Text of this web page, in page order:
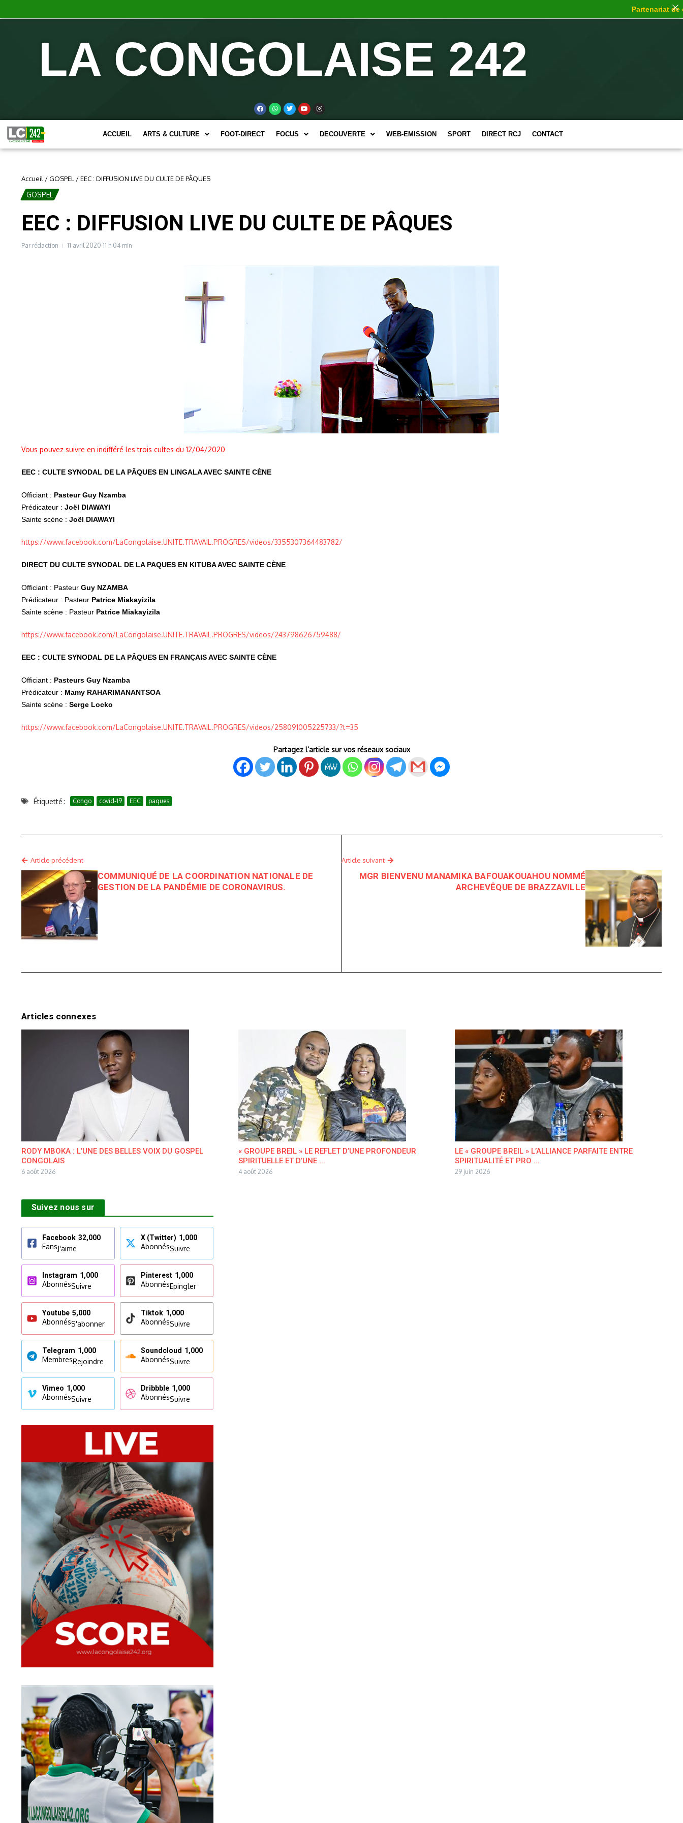
LA CONGOLAISE 242
ACCUEIL ARTS & CULTURE FOOT-DIRECT FOCUS DECOUVERTE WEB-EMISSION SPORT DIRECT RCJ CONTACT
Accueil /GOSPEL /EEC : DIFFUSION LIVE DU CULTE DE PÂQUES
GOSPEL
EEC : DIFFUSION LIVE DU CULTE DE PÂQUES
Par rédaction 11 avril 2020 11 h 04 min
Vous pouvez suivre en indifféré les trois cultes du 12/04/2020
EEC : CULTE SYNODAL DE LA PÂQUES EN LINGALA AVEC SAINTE CÈNE
Officiant : Pasteur Guy Nzamba
Prédicateur : Joël DIAWAYI
Sainte scène : Joël DIAWAYI
https://www.facebook.com/LaCongolaise.UNITE.TRAVAIL.PROGRES/videos/3355307364483782/
DIRECT DU CULTE SYNODAL DE LA PAQUES EN KITUBA AVEC SAINTE CÈNE
Officiant : Pasteur Guy NZAMBA
Prédicateur : Pasteur Patrice Miakayizila
Sainte scène : Pasteur Patrice Miakayizila
https://www.facebook.com/LaCongolaise.UNITE.TRAVAIL.PROGRES/videos/243798626759488/
EEC : CULTE SYNODAL DE LA PÂQUES EN FRANÇAIS AVEC SAINTE CÈNE
Officiant : Pasteurs Guy Nzamba
Prédicateur : Mamy RAHARIMANANTSOA
Sainte scène : Serge Locko
https://www.facebook.com/LaCongolaise.UNITE.TRAVAIL.PROGRES/videos/258091005225733/?t=35
Partagez l’article sur vos réseaux sociaux
Étiquetté : Congo covid-19 EEC paques
Article précédent
COMMUNIQUÉ DE LA COORDINATION NATIONALE DE
GESTION DE LA PANDÉMIE DE CORONAVIRUS.
Article suivant
MGR BIENVENU MANAMIKA BAFOUAKOUAHOU NOMMÉ
ARCHEVÊQUE DE BRAZZAVILLE
Articles connexes
RODY MBOKA : L’UNE DES BELLES VOIX DU GOSPEL
CONGOLAIS
6 août 2026
« GROUPE BREIL » LE REFLET D’UNE PROFONDEUR
SPIRITUELLE ET D’UNE ...
4 août 2026
LE « GROUPE BREIL » L’ALLIANCE PARFAITE ENTRE
SPIRITUALITÉ ET PRO ...
29 juin 2026
Suivez nous sur
Facebook 32,000
FansJ'aime
X (Twitter) 1,000
AbonnésSuivre
Instagram 1,000
AbonnésSuivre
Pinterest 1,000
AbonnésEpingler
Youtube 5,000
AbonnésS'abonner
Tiktok 1,000
AbonnésSuivre
Telegram 1,000
MembresRejoindre
Soundcloud 1,000
AbonnésSuivre
Vimeo 1,000
AbonnésSuivre
Dribbble 1,000
AbonnésSuivre
Partenariat de